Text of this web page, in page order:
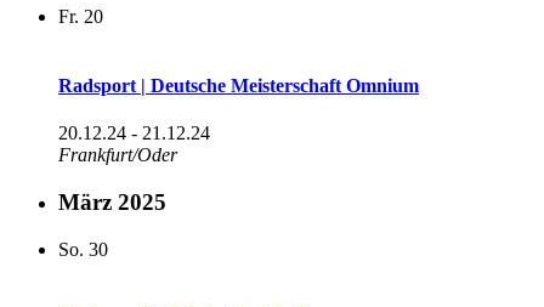
Fr. 20
Radsport | Deutsche Meisterschaft Omnium
20.12.24 - 21.12.24
Frankfurt/Oder
März 2025
So. 30